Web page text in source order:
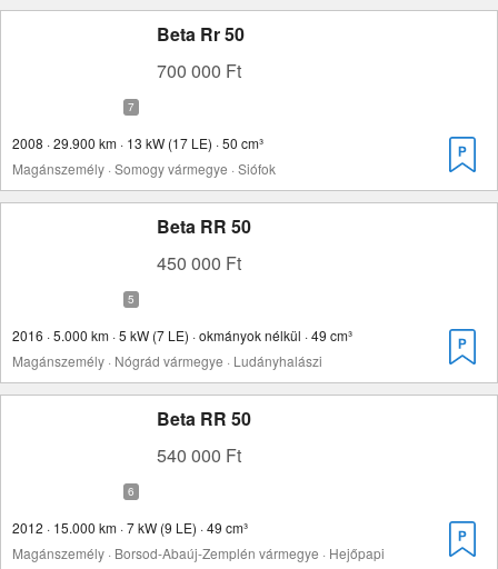
Beta Rr 50
700 000 Ft
2008 · 29.900 km · 13 kW (17 LE) · 50 cm³
Magánszemély · Somogy vármegye · Siófok
Beta RR 50
450 000 Ft
2016 · 5.000 km · 5 kW (7 LE) · okmányok nélkül · 49 cm³
Magánszemély · Nógrád vármegye · Ludányhalászi
Beta RR 50
540 000 Ft
2012 · 15.000 km · 7 kW (9 LE) · 49 cm³
Magánszemély · Borsod-Abaúj-Zemplén vármegye · Hejőpapi